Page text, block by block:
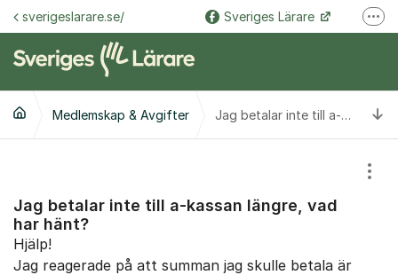
Hoppa till innehåll
sverigeslarare.se/ Sveriges Lärare
Medlemskap & Avgifter Jag betalar inte till a-kassan längre, vad har hänt?
Jag betalar inte till a-kassan längre, vad
har hänt?
Hjälp!
Jag reagerade på att summan jag skulle betala är